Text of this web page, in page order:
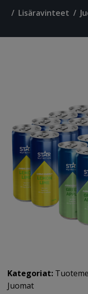
Lisäravinteet
Kategoriat:
Juomat